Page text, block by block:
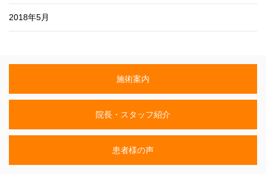
2018年5月
施術案内
院長・スタッフ紹介
患者様の声